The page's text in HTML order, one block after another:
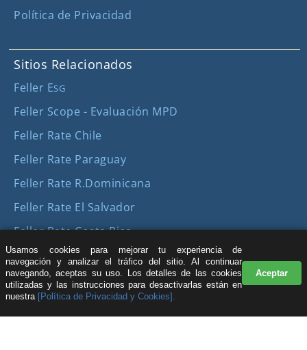
Política de Privacidad
Sitios Relacionados
Feller ESG
Feller Scope - Evaluación MPD
Feller Rate Chile
Feller Rate Paraguay
Feller Rate R.Dominicana
Feller Rate El Salvador
Feller Rate Costa Rica
Contáctanos
Conoce más acerca de nuestros servicios
Usamos cookies para mejorar tu experiencia de
navegación y analizar el tráfico del sitio. Al continuar
navegando, aceptas su uso. Los detalles de las cookies
utilizadas y las instrucciones para desactivarlas están en
nuestra [Política de Privacidad y Cookies].
Aceptar